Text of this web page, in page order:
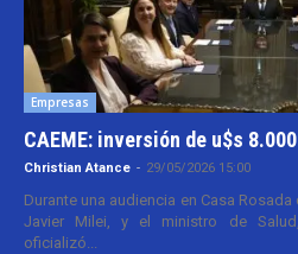
Empresas
CAEME: inversión de u$s
Christian Atance - 29/05/2026 15:00
Durante una audiencia en Casa
Javier Milei, y el ministro de
oficializó...